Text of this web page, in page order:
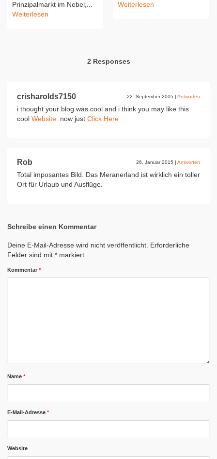
Prinzipalmarkt im Nebel,...
Weiterlesen
Weiterlesen
2 Responses
crisharolds7150 22. September 2005 | Antworten
i thought your blog was cool and i think you may like this
cool Website. now just Click Here
Rob 26. Januar 2015 | Antworten
Total imposantes Bild. Das Meranerland ist wirklich ein toller
Ort für Urlaub und Ausflüge.
Schreibe einen Kommentar
Deine E-Mail-Adresse wird nicht veröffentlicht. Erforderliche
Felder sind mit * markiert
Kommentar *
Name *
E-Mail-Adresse *
Website